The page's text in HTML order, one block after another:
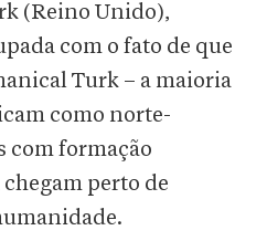
(Reino Unido),
com o fato de que
Turk – a maioria
como norte-
com formação
perto de